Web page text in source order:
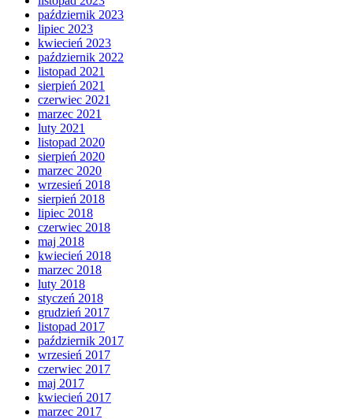
październik 2023
lipiec 2023
kwiecień 2023
październik 2022
listopad 2021
sierpień 2021
czerwiec 2021
marzec 2021
luty 2021
listopad 2020
sierpień 2020
marzec 2020
wrzesień 2018
sierpień 2018
lipiec 2018
czerwiec 2018
maj 2018
kwiecień 2018
marzec 2018
luty 2018
styczeń 2018
grudzień 2017
listopad 2017
październik 2017
wrzesień 2017
czerwiec 2017
maj 2017
kwiecień 2017
marzec 2017